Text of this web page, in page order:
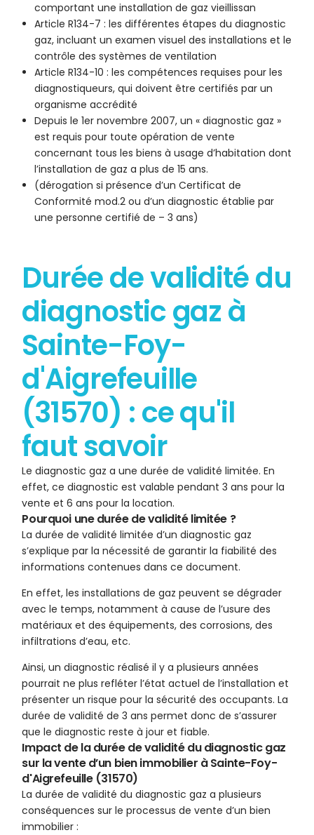
comportant une installation de gaz vieillissan
Article R134-7 : les différentes étapes du diagnostic
gaz, incluant un examen visuel des installations et le
contrôle des systèmes de ventilation
Article R134-10 : les compétences requises pour les
diagnostiqueurs, qui doivent être certifiés par un
organisme accrédité
Depuis le 1er novembre 2007, un « diagnostic gaz »
est requis pour toute opération de vente
concernant tous les biens à usage d’habitation dont
l’installation de gaz a plus de 15 ans.
(dérogation si présence d’un Certificat de
Conformité mod.2 ou d’un diagnostic établie par
une personne certifié de – 3 ans)
Durée de validité du
diagnostic gaz à
Sainte-Foy-
d'Aigrefeuille
(31570) : ce qu'il
faut savoir
Le diagnostic gaz a une durée de validité limitée. En
effet, ce diagnostic est valable pendant 3 ans pour la
vente et 6 ans pour la location.
Pourquoi une durée de validité limitée ?
La durée de validité limitée d’un diagnostic gaz
s’explique par la nécessité de garantir la fiabilité des
informations contenues dans ce document.
En effet, les installations de gaz peuvent se dégrader
avec le temps, notamment à cause de l’usure des
matériaux et des équipements, des corrosions, des
infiltrations d’eau, etc.
Ainsi, un diagnostic réalisé il y a plusieurs années
pourrait ne plus refléter l’état actuel de l’installation et
présenter un risque pour la sécurité des occupants. La
durée de validité de 3 ans permet donc de s’assurer
que le diagnostic reste à jour et fiable.
Impact de la durée de validité du diagnostic gaz
sur la vente d’un bien immobilier à Sainte-Foy-
d'Aigrefeuille (31570)
La durée de validité du diagnostic gaz a plusieurs
conséquences sur le processus de vente d’un bien
immobilier :